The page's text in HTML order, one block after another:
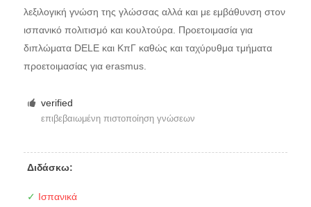
λεξιλογική γνώση της γλώσσας αλλά και με εμβάθυνση στον
ισπανικό πολιτισμό και κουλτούρα. Προετοιμασία για
διπλώματα DELE και ΚπΓ καθώς και ταχύρυθμα τμήματα
προετοιμασίας για erasmus.
verified
επιβεβαιωμένη πιστοποίηση γνώσεων
Διδάσκω:
✓ Ισπανικά